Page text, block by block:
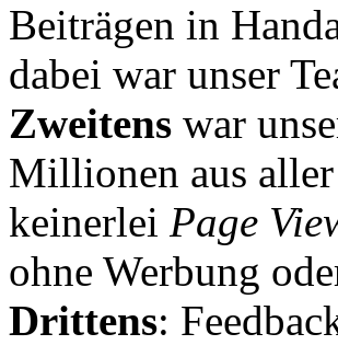
Beiträgen in
dabei war unser
Zweitens war
Millionen aus
keinerlei Page
ohne Werbung
Drittens: